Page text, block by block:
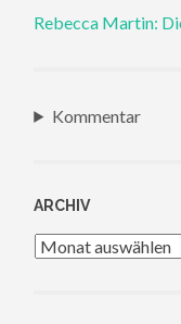
Rebecca Martin:
Kommentar
ARCHIV
Archiv